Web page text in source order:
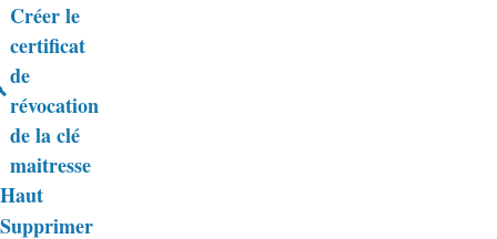
Liens
transversaux
de
livre
pour
Créer le
certificat
de
révocation
de la clé
maitresse
Haut
Supprimer